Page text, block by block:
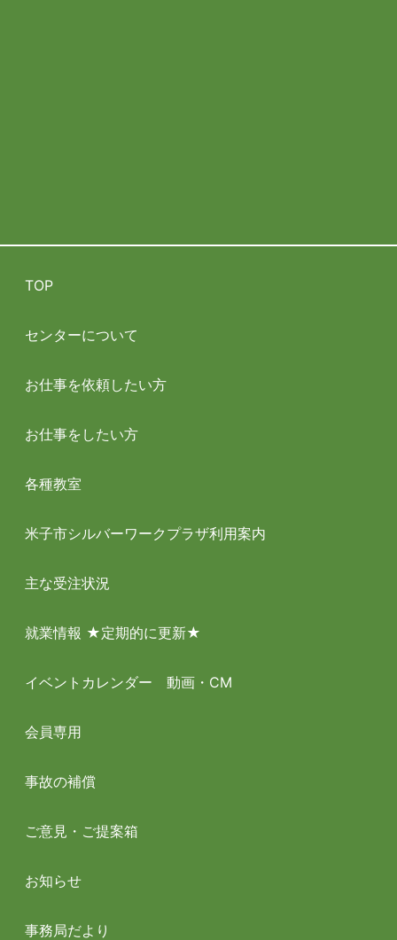
TOP
センターについて
お仕事を依頼したい方
お仕事をしたい方
各種教室
米子市シルバーワークプラザ利用案内
主な受注状況
就業情報 ★定期的に更新★
イベントカレンダー 動画・CM
会員専用
事故の補償
ご意見・ご提案箱
お知らせ
事務局だより